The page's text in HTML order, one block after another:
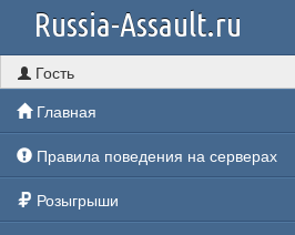
Russia-Assault.ru
Гость
Главная
Правила поведения на серверах
Розыгрыши